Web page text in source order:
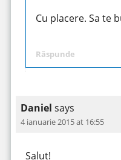
Cu placere. Sa te
Răspunde
Daniel says
4 ianuarie 2015 at 16:55
Salut!